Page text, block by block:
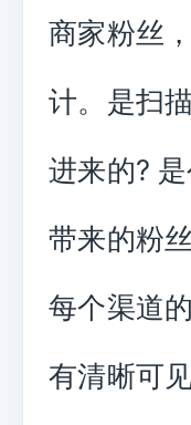
商家粉丝
计。是扫
进来的?
带来的粉
每个渠道
有清晰可